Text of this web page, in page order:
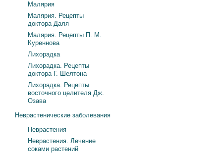
Малярия
Малярия. Рецепты
доктора Даля
Малярия. Рецепты П. М.
Куреннова
Лихорадка
Лихорадка. Рецепты
доктора Г. Шелтона
Лихорадка. Рецепты
восточного целителя Дж.
Озава
Неврастенические заболевания
Неврастения
Неврастения. Лечение
соками растений